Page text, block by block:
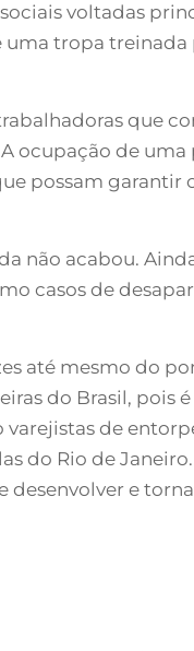
voltadas
uma tropa treinada
que
ocupação de uma
possam garantir
não acabou.
casos de
até mesmo do
do Brasil, pois
de
do Rio de
desenvolver e